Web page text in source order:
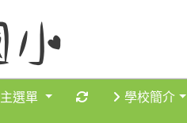
主選單 重新取得佈景設定
學校簡介